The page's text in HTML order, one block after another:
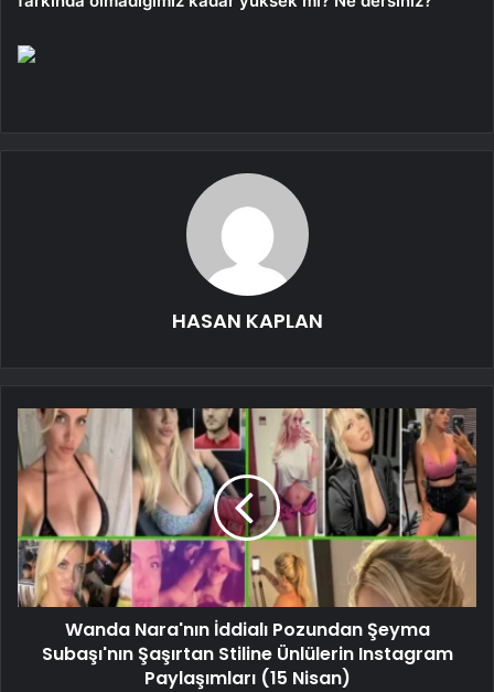
HASAN KAPLAN
Wanda Nara'nın İddialı Pozundan Şeyma
Subaşı'nın Şaşırtan Stiline Ünlülerin Instagram
Paylaşımları (15 Nisan)